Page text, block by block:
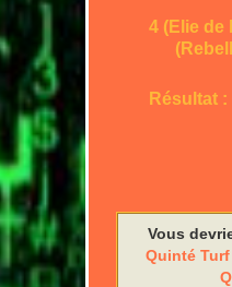
4 (Elie de
Résultat
Vous
Quinté Turf